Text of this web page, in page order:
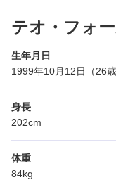
テオ・フォ
生年月日
1999年10月12日（26歳
身長
202cm
体重
84kg